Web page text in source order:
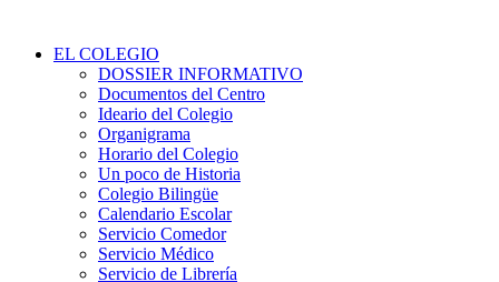
EL COLEGIO
DOSSIER INFORMATIVO
Documentos del Centro
Ideario del Colegio
Organigrama
Horario del Colegio
Un poco de Historia
Colegio Bilingüe
Calendario Escolar
Servicio Comedor
Servicio Médico
Servicio de Librería